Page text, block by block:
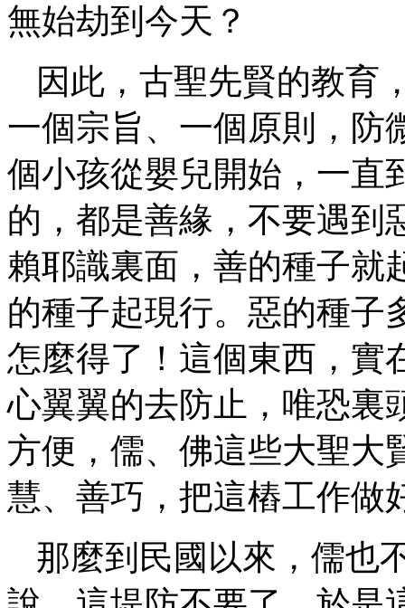
無始劫到今天？
因此，古聖先賢的教育
一個宗旨、一個原則，防
個小孩從嬰兒開始，一直
的，都是善緣，不要遇到
賴耶識裏面，善的種子就
的種子起現行。惡的種子
怎麼得了！這個東西，實
心翼翼的去防止，唯恐裏
方便，儒、佛這些大聖大
慧、善巧，把這樁工作做
那麼到民國以來，儒也